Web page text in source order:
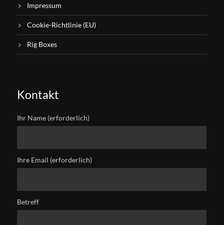
Impressum
Cookie-Richtlinie (EU)
Rig Boxes
Kontakt
Ihr Name (erforderlich)
Ihre Email (erforderlich)
Betreff